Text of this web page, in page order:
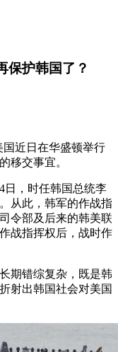
保护韩国了？
国近日在华盛顿举行
移交事宜。
，时任韩国总统李
从此，韩军的作战指
令部及后来的韩美联
战指挥权后，战时作
期错综复杂，既是韩
射出韩国社会对美国